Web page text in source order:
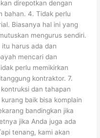
direpotkan dengan
bahan. 4. Tidak perlu
Biasanya hal ini yang
mengurus sendiri.
harus ada dan
mencari dan
perlu memikirkan
kontraktor. 7.
dan tahapan
baik bisa komplain
bandingkan jika
jika Anda juga ada
tenang, kami akan